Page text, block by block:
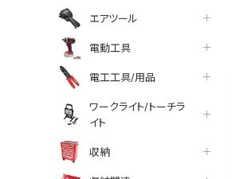
エアツール
電動工具
電工工具/用品
ワークライト/トーチラ
イト
収納